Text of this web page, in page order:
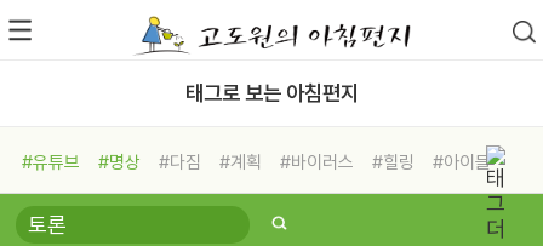
태그로 보는 아침편지
#유튜브 #명상 #다짐 #계획 #바이러스 #힐링
#아이들
#비전캠프
#독서캠프 #삶